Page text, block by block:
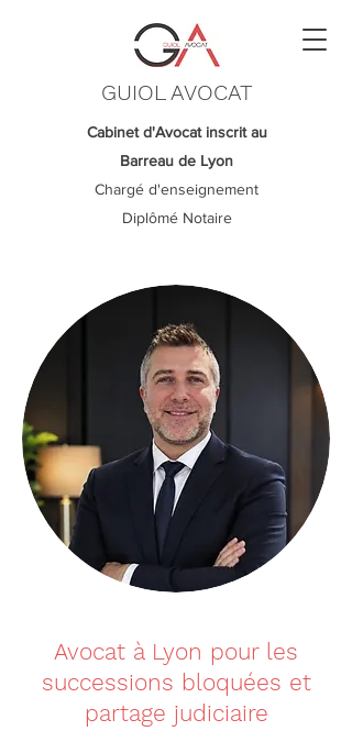
GUIOL AVOCAT
Cabinet d'Avocat inscrit au
Barreau de Lyon
Chargé d'enseignement
Diplômé Notaire
Avocat à Lyon pour les
successions bloquées et
partage judiciaire